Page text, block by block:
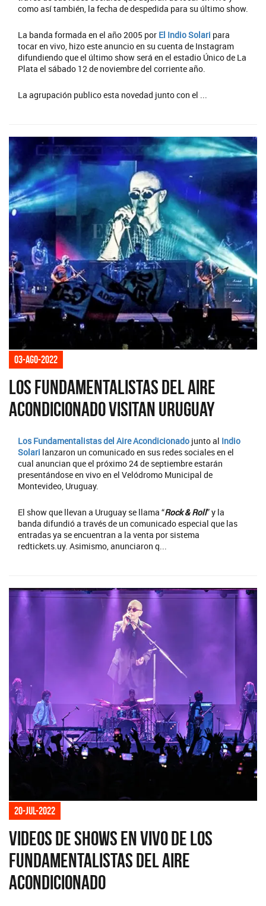
como así también, la fecha de despedida para su último show.
La banda formada en el año 2005 por El Indio Solari para
tocar en vivo, hizo este anuncio en su cuenta de Instagram
difundiendo que el último show será en el estadio Único de La
Plata el sábado 12 de noviembre del corriente año.
La agrupación publico esta novedad junto con el ...
03-ago-2022
Los Fundamentalistas del Aire
Acondicionado visitan Uruguay
Los Fundamentalistas del Aire Acondicionado junto al Indio
Solari lanzaron un comunicado en sus redes sociales en el
cual anuncian que el próximo 24 de septiembre estarán
presentándose en vivo en el Velódromo Municipal de
Montevideo, Uruguay.
El show que llevan a Uruguay se llama “Rock & Roll” y la
banda difundió a través de un comunicado especial que las
entradas ya se encuentran a la venta por sistema
redtickets.uy. Asimismo, anunciaron q...
20-jul-2022
Videos de shows en vivo de Los
Fundamentalistas del Aire
Acondicionado